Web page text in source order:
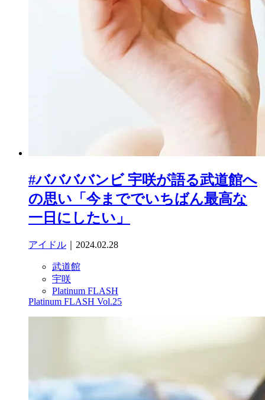
#ババババンビ 宇咲が語る武道館へ
の思い「今まででいちばん最高な
一日にしたい」
アイドル ｜2024.02.28
武道館
宇咲
Platinum FLASH
Platinum FLASH Vol.25